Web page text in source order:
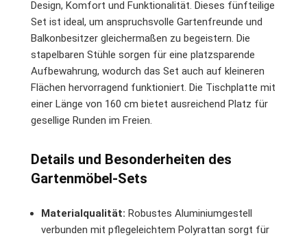
Design, Komfort und Funktionalität. Dieses fünfteilige
Set ist ideal, um anspruchsvolle Gartenfreunde und
Balkonbesitzer gleichermaßen zu begeistern. Die
stapelbaren Stühle sorgen für eine platzsparende
Aufbewahrung, wodurch das Set auch auf kleineren
Flächen hervorragend funktioniert. Die Tischplatte mit
einer Länge von 160 cm bietet ausreichend Platz für
gesellige Runden im Freien.
Details und Besonderheiten des
Gartenmöbel-Sets
Materialqualität: Robustes Aluminiumgestell
verbunden mit pflegeleichtem Polyrattan sorgt für